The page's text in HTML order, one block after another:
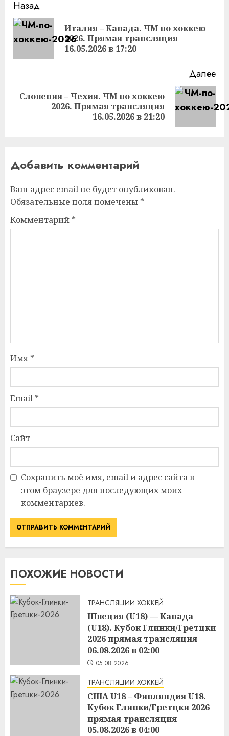
Продолжить
чтение
Назад
Италия – Канада. ЧМ по хоккею
2026. Прямая трансляция
16.05.2026 в 17:20
Далее
Следующая
Словения – Чехия. ЧМ по хоккею
2026. Прямая трансляция
16.05.2026 в 21:20
Добавить комментарий
Ваш адрес email не будет опубликован.
Обязательные поля помечены *
Комментарий *
Имя *
Email *
Сайт
Сохранить моё имя, email и адрес сайта в
этом браузере для последующих моих
комментариев.
ПОХОЖИЕ НОВОСТИ
ТРАНСЛЯЦИИ ХОККЕЙ
Швеция (U18) — Канада
(U18). Кубок Глинки/Гретцки
2026 прямая трансляция
06.08.2026 в 02:00
05.08.2026
ТРАНСЛЯЦИИ ХОККЕЙ
США U18 – Финляндия U18.
Кубок Глинки/Гретцки 2026
прямая трансляция
05.08.2026 в 04:00